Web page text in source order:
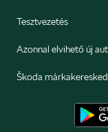
Tesztvezetés
Azonnal elvihető új
Škoda